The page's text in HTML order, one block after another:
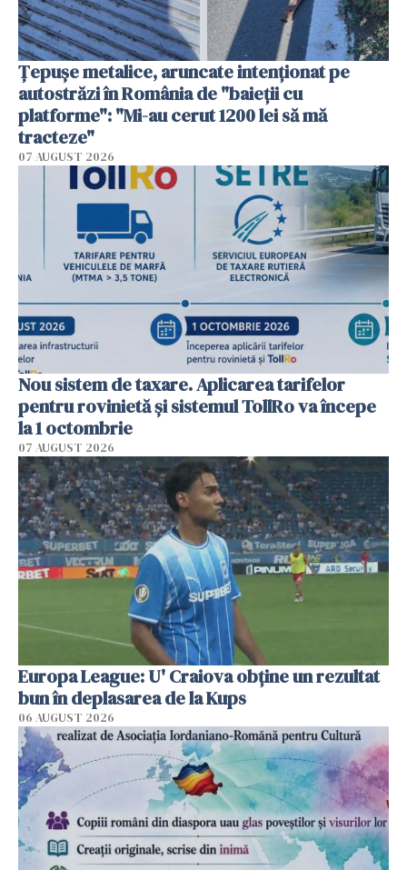
Țepușe metalice, aruncate intenționat pe
autostrăzi în România de "baieții cu
platforme": "Mi-au cerut 1200 lei să mă
tracteze"
07 AUGUST 2026
Nou sistem de taxare. Aplicarea tarifelor
pentru rovinietă şi sistemul TollRo va începe
la 1 octombrie
07 AUGUST 2026
Europa League: U' Craiova obține un rezultat
bun în deplasarea de la Kups
06 AUGUST 2026